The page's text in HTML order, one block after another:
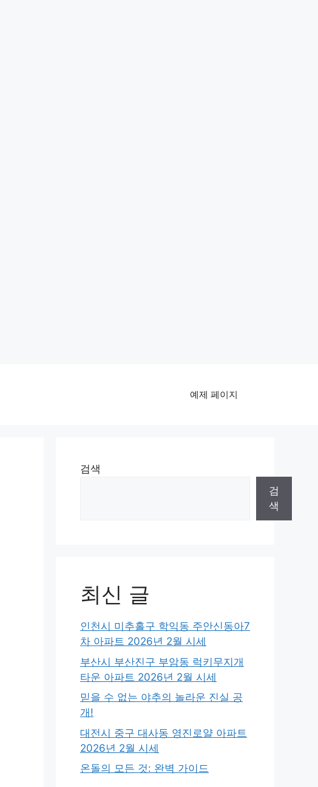
예제 페이지
검색
검
색
최신 글
인천시 미추홀구 학익동 주안신동아7
차 아파트 2026년 2월 시세
부산시 부산진구 부암동 럭키무지개
타운 아파트 2026년 2월 시세
믿을 수 없는 야추의 놀라운 진실 공
개!
대전시 중구 대사동 영진로얄 아파트
2026년 2월 시세
온돌의 모든 것: 완벽 가이드